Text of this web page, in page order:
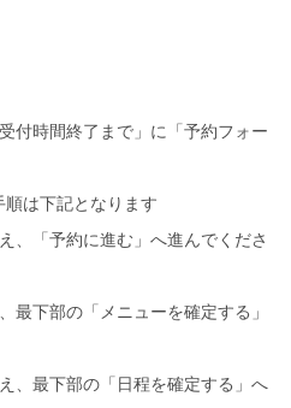
付時間終了まで」に「予約フォー
順は下記となります
、「予約に進む」へ進んでくださ
最下部の「メニューを確定する」
、最下部の「日程を確定する」へ